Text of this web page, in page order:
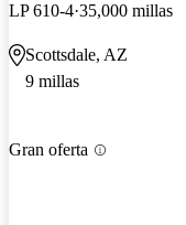
LP 610-4 35,000 millas
Scottsdale, AZ
9 millas
Gran oferta